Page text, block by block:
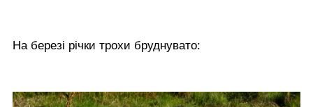
На березі річки трохи бруднувато: